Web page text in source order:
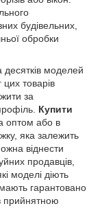
будівельних,
обробки
моделей
цих товарів
за
Купити
оптом або в
яка залежить
віднести
продавців,
моделі діють
гарантовано
прийнятною